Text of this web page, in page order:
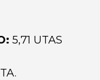
5,71 UTAS